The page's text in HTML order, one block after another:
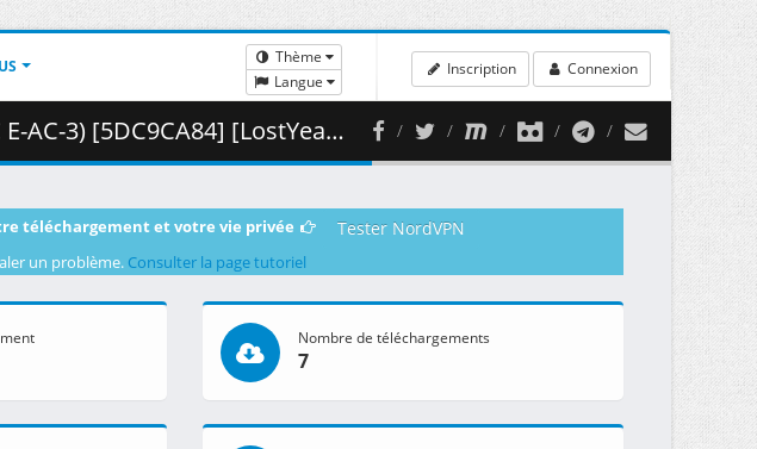
Thème
Langue
Inscription Connexion
[LostYears].mkv.002 ( 435.90 MB )
téléchargement et votre vie privée Tester NordVPN
un problème. Consulter la page tutoriel
Nombre de téléchargements
7